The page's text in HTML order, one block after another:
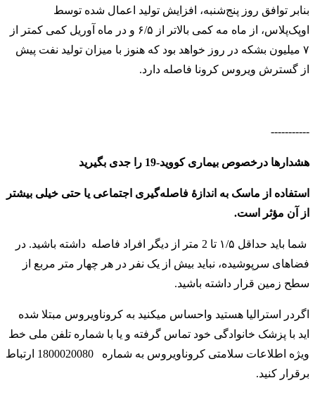
بنابر توافق روز پنج‌شنبه، افزایش تولید اعمال شده توسط
اوپک‌پلاس، از ماه مه کمی بالاتر از ۶/۵ و در ماه آوریل کمی کمتر از
۷ میلیون بشکه در روز خواهد بود که هنوز با میزان تولید نفت پیش
از گسترش ویروس کرونا فاصله دارد.
-----------
هشدارها درخصوص بیماری کووید-19 را جدی بگیرید
استفاده از ماسک به اندازهٔ فاصله‌گیری اجتماعی یا حتی خیلی بیشتر
از آن مؤثر است.
شما باید حداقل ۱/۵ تا 2 متر از دیگر افراد فاصله داشته باشید. در
فضاهای سرپوشیده، نباید بیش از یک نفر در هر چهار متر مربع از
سطح زمین قرار داشته باشید.
اگردر استرالیا هستید واحساس میکنید به کروناویروس مبتلا شده
اید با پزشک خانوادگی خود تماس گرفته و یا با شماره تلفن ملی خط
ویژه اطلاعات سلامتی کروناویروس به شماره
1800020080 ارتباط
برقرار کنید.